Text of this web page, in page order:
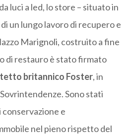
luci a led, lo store – situato in
un lungo lavoro di recupero e
Marignoli, costruito a fine
di restauro è stato firmato
britannico Foster, in
Sono stati
e
nel pieno rispetto del